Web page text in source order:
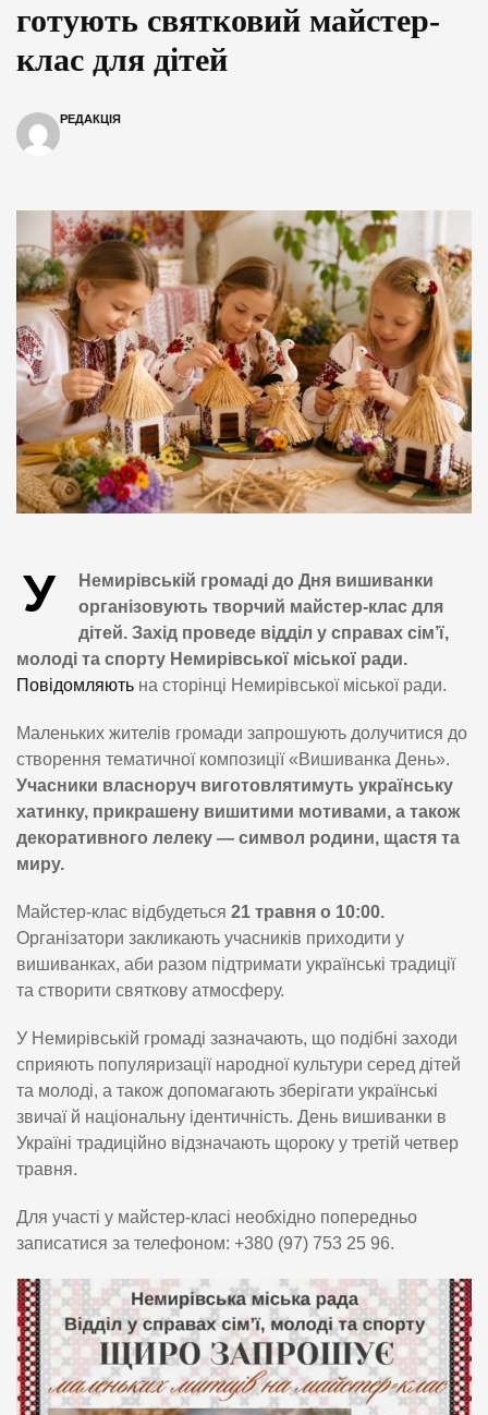
готують святковий майстер-
клас для дітей
РЕДАКЦІЯ
У
Немирівській громаді до Дня вишиванки
організовують творчий майстер-клас для
дітей. Захід проведе відділ у справах сім’ї,
молоді та спорту Немирівської міської ради.
Повідомляють на сторінці Немирівської міської ради.
Маленьких жителів громади запрошують долучитися до
створення тематичної композиції «Вишиванка День».
Учасники власноруч виготовлятимуть українську
хатинку, прикрашену вишитими мотивами, а також
декоративного лелеку — символ родини, щастя та
миру.
Майстер-клас відбудеться 21 травня о 10:00.
Організатори закликають учасників приходити у
вишиванках, аби разом підтримати українські традиції
та створити святкову атмосферу.
У Немирівській громаді зазначають, що подібні заходи
сприяють популяризації народної культури серед дітей
та молоді, а також допомагають зберігати українські
звичаї й національну ідентичність. День вишиванки в
Україні традиційно відзначають щороку у третій четвер
травня.
Для участі у майстер-класі необхідно попередньо
записатися за телефоном: +380 (97) 753 25 96.